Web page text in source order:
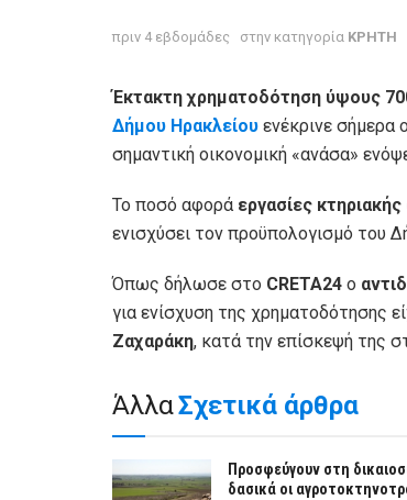
πριν 4 εβδομάδες στην κατηγορία ΚΡΗΤΗ
Έκτακτη χρηματοδότηση ύψους
Δήμου Ηρακλείου ενέκρινε σήμερα ο
σημαντική οικονομική «ανάσα»
Το ποσό αφορά εργασίες
ενισχύσει τον προϋπολογισμό του
Όπως δήλωσε στο CRETA24 ο
για ενίσχυση της χρηματοδότησης
Ζαχαράκη, κατά την επίσκεψή της
ΆλλαΣχετικά άρθρα
Προσφεύγουν στη
δασικά οι